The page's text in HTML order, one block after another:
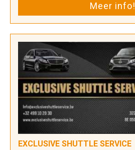
Meer info!
EXCLUSIVE SHUTTLE SERVICE